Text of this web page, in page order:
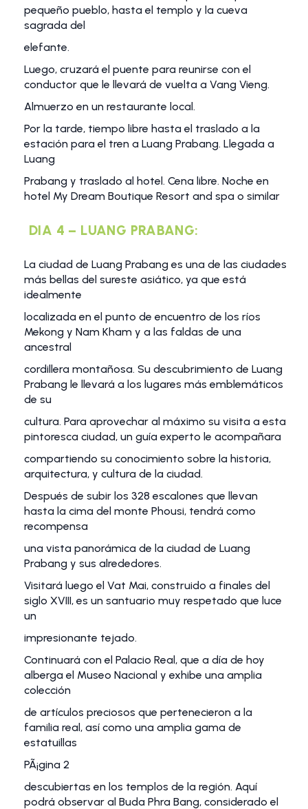
pequeño pueblo, hasta el templo y la cueva
sagrada del
elefante.
Luego, cruzará el puente para reunirse con el
conductor que le llevará de vuelta a Vang Vieng.
Almuerzo en un restaurante local.
Por la tarde, tiempo libre hasta el traslado a la
estación para el tren a Luang Prabang. Llegada a
Luang
Prabang y traslado al hotel. Cena libre. Noche en
hotel My Dream Boutique Resort and spa o similar
DIA 4 – LUANG PRABANG:
La ciudad de Luang Prabang es una de las ciudades
más bellas del sureste asiático, ya que está
idealmente
localizada en el punto de encuentro de los ríos
Mekong y Nam Kham y a las faldas de una
ancestral
cordillera montañosa. Su descubrimiento de Luang
Prabang le llevará a los lugares más emblemáticos
de su
cultura. Para aprovechar al máximo su visita a esta
pintoresca ciudad, un guía experto le acompañara
compartiendo su conocimiento sobre la historia,
arquitectura, y cultura de la ciudad.
Después de subir los 328 escalones que llevan
hasta la cima del monte Phousi, tendrá como
recompensa
una vista panorámica de la ciudad de Luang
Prabang y sus alrededores.
Visitará luego el Vat Mai, construido a finales del
siglo XVIII, es un santuario muy respetado que luce
un
impresionante tejado.
Continuará con el Palacio Real, que a día de hoy
alberga el Museo Nacional y exhibe una amplia
colección
de artículos preciosos que pertenecieron a la
familia real, así como una amplia gama de
estatuillas
PÃ¡gina 2
descubiertas en los templos de la región. Aquí
podrá observar al Buda Phra Bang, considerado el